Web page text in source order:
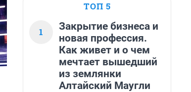
ТОП 5
1
Закрытие бизнеса и
новая профессия.
Как живет и о чем
мечтает вышедший
из землянки
Алтайский Маугли